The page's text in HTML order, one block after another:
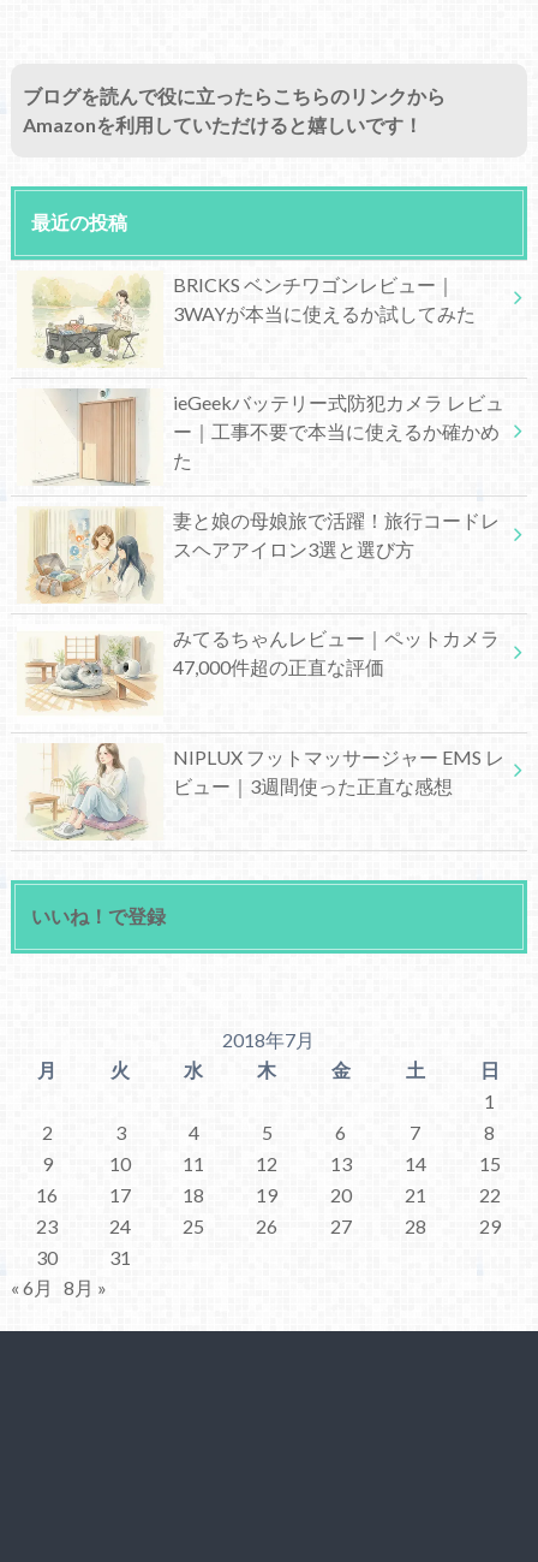
ブログを読んで役に立ったらこちらのリンクから
Amazonを利用していただけると嬉しいです！
最近の投稿
BRICKS ベンチワゴンレビュー｜
3WAYが本当に使えるか試してみた
ieGeekバッテリー式防犯カメラ レビュ
ー｜工事不要で本当に使えるか確かめ
た
妻と娘の母娘旅で活躍！旅行コードレ
スヘアアイロン3選と選び方
みてるちゃんレビュー｜ペットカメラ
47,000件超の正直な評価
NIPLUX フットマッサージャー EMS レ
ビュー｜3週間使った正直な感想
いいね！で登録
2018年7月
月
火 水 木 金 土
日
1
2
3 4 5 6 7
8
9
10 11 12 13 14
15
16
17 18 19 20 21
22
23
24 25 26 27 28
29
30
31
« 6月
8月 »